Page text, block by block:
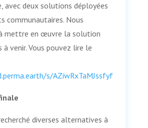
avec deux solutions déployées
communautaires. Nous
mettre en œuvre la solution
à venir. Vous pouvez lire le
s/AZiwRxTaMJssfyf
diverses alternatives à